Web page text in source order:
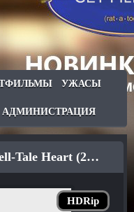
УЖАСЫ
АДМИНИСТРАЦИЯ
HDRip
Сердце-обличитель / The Tell-Tale Heart (2007)